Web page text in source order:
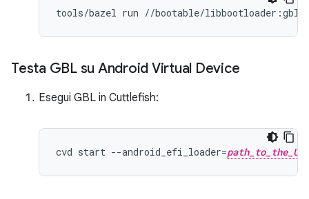
tools/bazel run //bootable/libbootloader :
Testa GBL su Android Virtual Device
Esegui GBL in Cuttlefish:
cvd start --android_efi_loader=